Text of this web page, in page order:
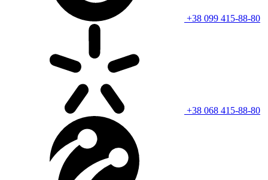
+38 099 415-88-80
+38 068 415-88-80